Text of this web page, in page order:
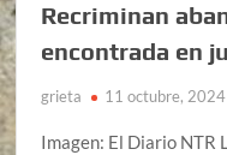
Recriminan
encontrada en
grieta 11 octubre, 2024
Imagen: El Diario NTR